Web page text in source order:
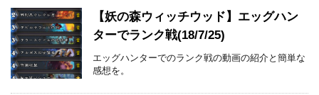
【妖の森ウィッチウッド】エッグハン
ターでランク戦(18/7/25)
エッグハンターでのランク戦の動画の紹介と簡単な
感想を。